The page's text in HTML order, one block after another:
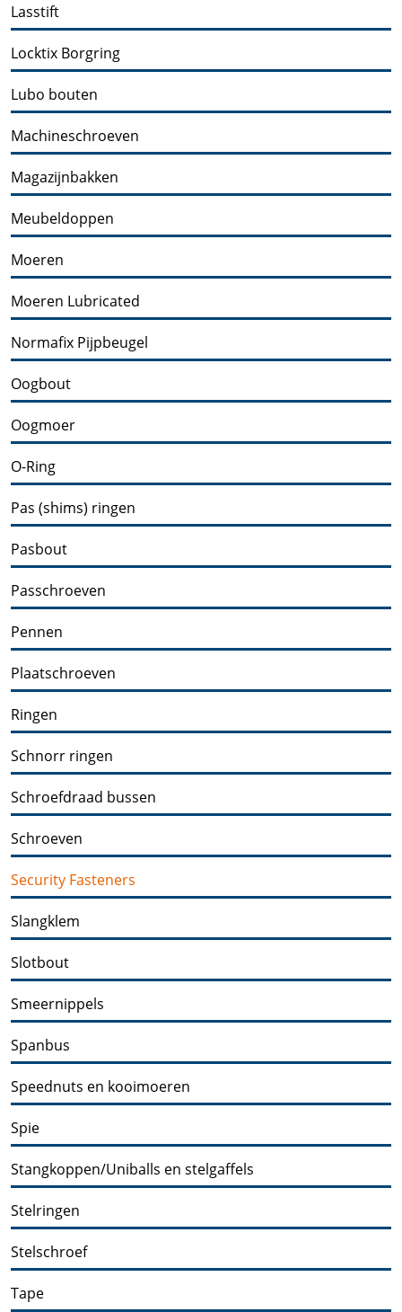
Lasstift
Locktix Borgring
Lubo bouten
Machineschroeven
Magazijnbakken
Meubeldoppen
Moeren
Moeren Lubricated
Normafix Pijpbeugel
Oogbout
Oogmoer
O-Ring
Pas (shims) ringen
Pasbout
Passchroeven
Pennen
Plaatschroeven
Ringen
Schnorr ringen
Schroefdraad bussen
Schroeven
Security Fasteners
Slangklem
Slotbout
Smeernippels
Spanbus
Speednuts en kooimoeren
Spie
Stangkoppen/Uniballs en stelgaffels
Stelringen
Stelschroef
Tape